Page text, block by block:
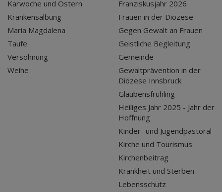
Karwoche und Ostern
Krankensalbung
Maria Magdalena
Taufe
Versöhnung
Weihe
Franziskusjahr 2026
Frauen in der Diözese
Gegen Gewalt an Frauen
Geistliche Begleitung
Gemeinde
Gewaltprävention in der
Diözese Innsbruck
Glaubensfrühling
Heiliges Jahr 2025 - Jahr der
Hoffnung
Kinder- und Jugendpastoral
Kirche und Tourismus
Kirchenbeitrag
Krankheit und Sterben
Lebensschutz